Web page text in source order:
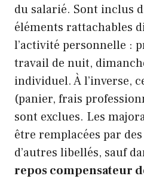
du salarié. Sont inclus
éléments rattachables
l’activité personnelle :
travail de nuit,
individuel. À l’inverse,
(panier, frais
sont exclues. Les
être remplacées par
d’autres libellés, sauf
repos compensateur